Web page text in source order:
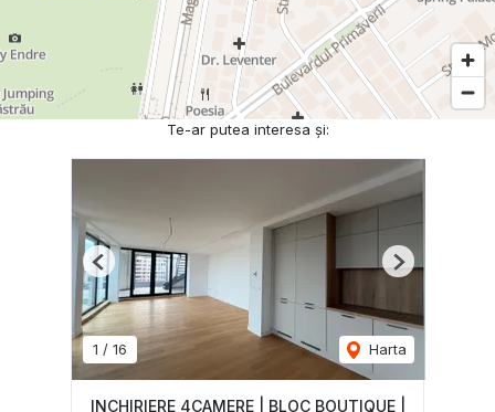
Te-ar putea interesa și:
1 / 16 Harta
Previous Next
INCHIRIERE 4CAMERE | BLOC BOUTIQUE |